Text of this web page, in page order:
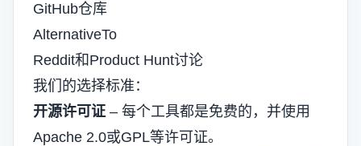
GitHub仓库
AlternativeTo
Reddit和Product Hunt讨论
我们的选择标准：
开源许可证 – 每个工具都是免费的，并使用
Apache 2.0或GPL等许可证。